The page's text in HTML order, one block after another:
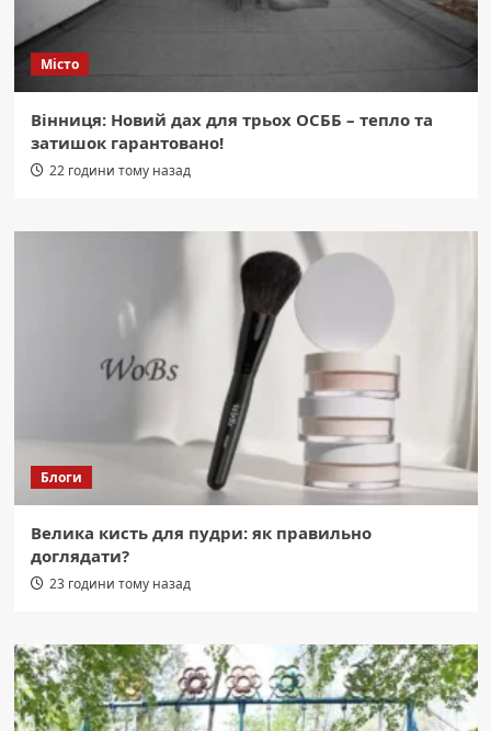
Місто
Вінниця: Новий дах для трьох ОСББ – тепло та
затишок гарантовано!
22 години тому назад
Блоги
Велика кисть для пудри: як правильно
доглядати?
23 години тому назад